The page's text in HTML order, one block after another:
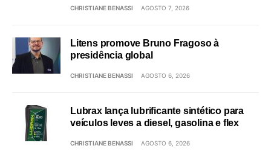
CHRISTIANE BENASSI AGOSTO 7, 2026
Litens promove Bruno Fragoso à
presidência global
CHRISTIANE BENASSI AGOSTO 6, 2026
Lubrax lança lubrificante sintético para
veículos leves a diesel, gasolina e flex
CHRISTIANE BENASSI AGOSTO 6, 2026